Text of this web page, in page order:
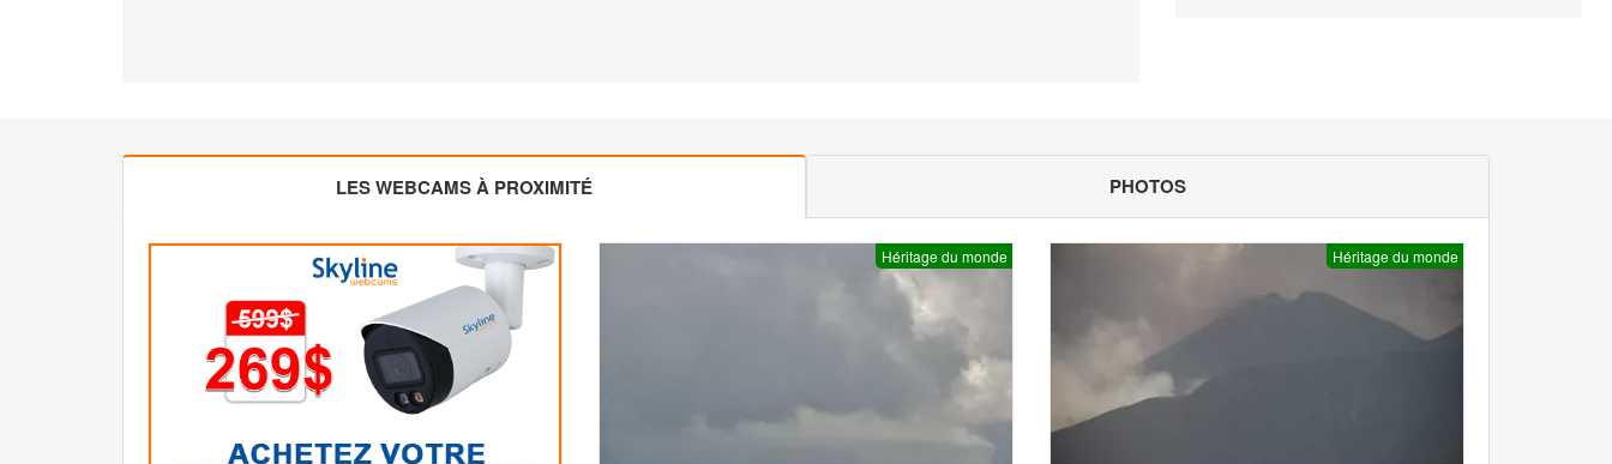
LES WEBCAMS À PROXIMITÉ PHOTOS
Héritage du monde Héritage du monde